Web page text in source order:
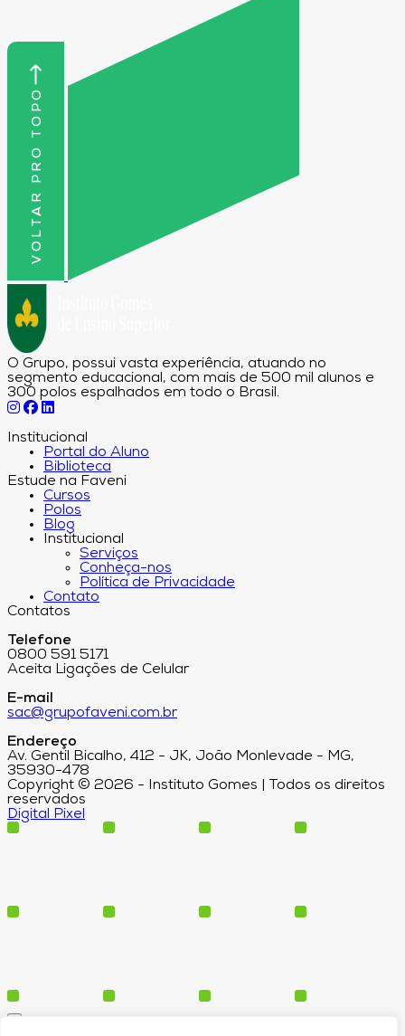
VOLTAR PRO TOPO
O Grupo, possui vasta experiência, atuando no
segmento educacional, com mais de 500 mil alunos e
300 polos espalhados em todo o Brasil.
Institucional
Portal do Aluno
Biblioteca
Estude na Faveni
Cursos
Polos
Blog
Institucional
Serviços
Conheça-nos
Política de Privacidade
Contato
Contatos
Telefone
0800 591 5171
Aceita Ligações de Celular
E-mail
sac@grupofaveni.com.br
Endereço
Av. Gentil Bicalho, 412 - JK, João Monlevade - MG,
35930-478
Copyright © 2026 - Instituto Gomes | Todos os direitos
reservados
Digital Pixel